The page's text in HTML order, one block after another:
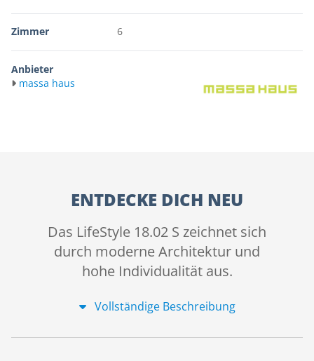
Zimmer 6
Anbieter
massa haus
ENTDECKE DICH NEU
Das LifeStyle 18.02 S zeichnet sich
durch moderne Architektur und
hohe Individualität aus.
Vollständige Beschreibung